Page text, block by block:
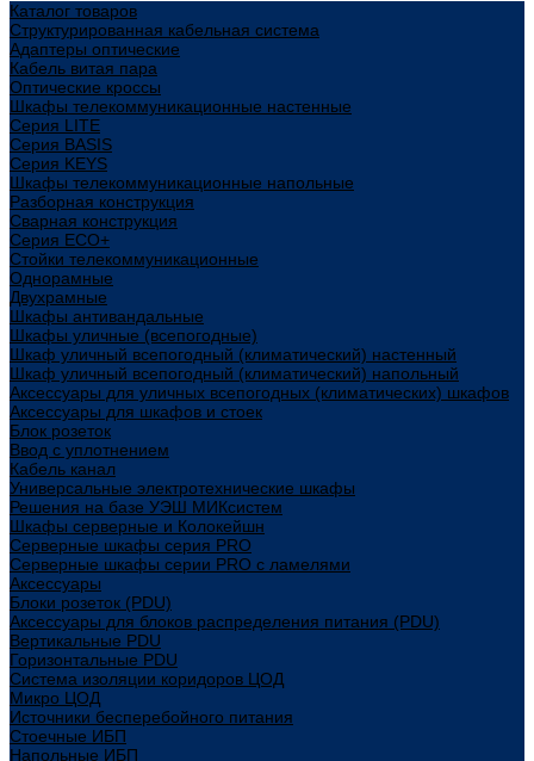
Каталог товаров
Структурированная кабельная система
Адаптеры оптические
Кабель витая пара
Оптические кроссы
Шкафы телекоммуникационные настенные
Cерия LITE
Cерия BASIS
Cерия KEYS
Шкафы телекоммуникационные напольные
Разборная конструкция
Сварная конструкция
Серия ECO+
Стойки телекоммуникационные
Однорамные
Двухрамные
Шкафы антивандальные
Шкафы уличные (всепогодные)
Шкаф уличный всепогодный (климатический) настенный
Шкаф уличный всепогодный (климатический) напольный
Аксессуары для уличных всепогодных (климатических) шкафов
Аксессуары для шкафов и стоек
Блок розеток
Ввод с уплотнением
Кабель канал
Универсальные электротехнические шкафы
Решения на базе УЭШ МИКсистем
Шкафы серверные и Колокейшн
Серверные шкафы серия PRO
Серверные шкафы серии PRO с ламелями
Аксессуары
Блоки розеток (PDU)
Аксессуары для блоков распределения питания (PDU)
Вертикальные PDU
Горизонтальные PDU
Система изоляции коридоров ЦОД
Микро ЦОД
Источники бесперебойного питания
Стоечные ИБП
Напольные ИБП